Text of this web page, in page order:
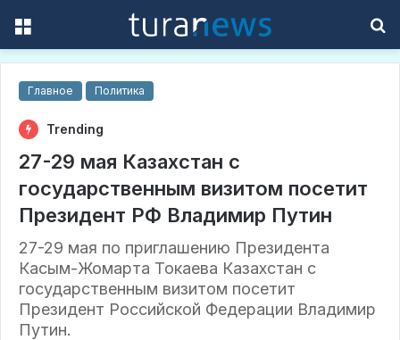
Главное Политика
Trending
27-29 мая Казахстан с
государственным визитом посетит
Президент РФ Владимир Путин
27-29 мая по приглашению Президента
Касым-Жомарта Токаева Казахстан с
государственным визитом посетит
Президент Российской Федерации Владимир
Путин.